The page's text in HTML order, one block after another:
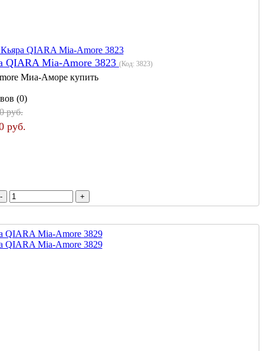
QIARA Mia-Amore 3823 (Код: 3823)
Миа-Аморе купить
(0)
руб.
руб.